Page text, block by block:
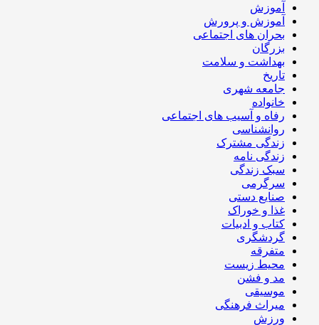
آموزش
آموزش و پرورش
بحران های اجتماعی
بزرگان
بهداشت و سلامت
تاریخ
جامعه شهری
خانواده
رفاه و آسیب های اجتماعی
روانشناسی
زندگی مشترک
زندگی نامه
سبک زندگی
سرگرمی
صنایع دستی
غذا و خوراک
کتاب و ادبیات
گردشگری
متفرقه
محیط زیست
مد و فشن
موسیقی
میراث فرهنگی
ورزش